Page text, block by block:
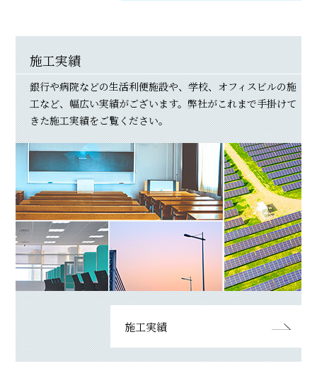
施工実績
銀行や病院などの生活利便施設や、学校、オフィスビルの施
工など、幅広い実績がございます。弊社がこれまで手掛けて
きた施工実績をご覧ください。
施工実績